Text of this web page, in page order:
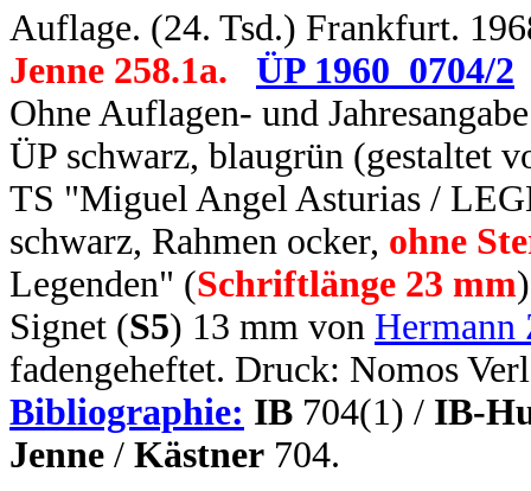
Auflage. (24. Tsd.) Frankfurt.
Jenne 258.1a.
ÜP 1960_0704/2
Ohne Auflagen- und
ÜP schwarz, blaugrün (gestaltet
TS "Miguel Angel Asturias /
schwarz, Rahmen ocker, ohne
Legenden" (Schriftlänge 23 mm
Signet (S5) 13 mm von Hermann
fadengeheftet. Druck: Nomos
Bibliographie: IB 704(1) / IB-
Jenne / Kästner 704.